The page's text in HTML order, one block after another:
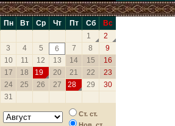
Пн Вт Ср Чт Пт Сб
Вс
1
2
3
4 5 6 7 8
9
10
11 12 13 14 15
16
17
18 19 20 21 22
23
24
25 26 27 28 29
30
31
Ст. ст.